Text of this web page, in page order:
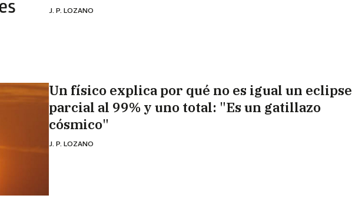
J. P. LOZANO
Un físico explica por qué no es igual un eclipse
parcial al 99% y uno total: "Es un gatillazo
cósmico"
J. P. LOZANO